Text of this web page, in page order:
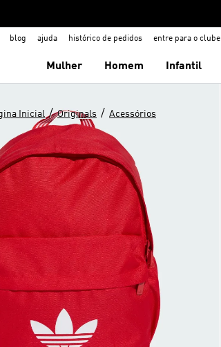
blog ajuda histórico de pedidos entre para o clube
Mulher Homem Infantil
Inicial / Originals / Acessórios